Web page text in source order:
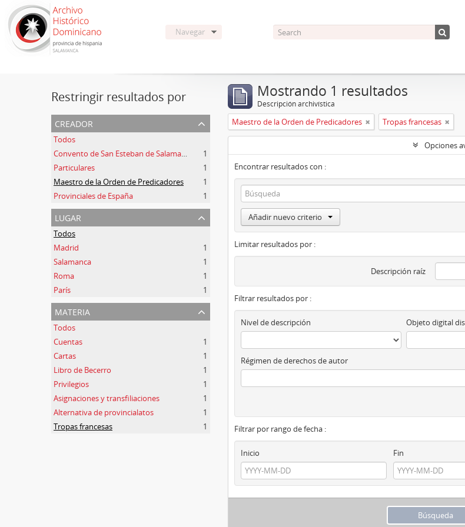
Navegar
Restringir resultados por
creador
Todos
Convento de San Esteban de Salamanca
1
Particulares
1
Maestro de la Orden de Predicadores
1
Provinciales de España
1
lugar
Todos
Madrid
1
Salamanca
1
Roma
1
París
1
materia
Todos
Cuentas
1
Cartas
1
Libro de Becerro
1
Privilegios
1
Asignaciones y transfiliaciones
1
Alternativa de provincialatos
1
Tropas francesas
1
Mostrando 1 resultados
Descripción archivística
Maestro de la Orden de Predicadores Tropas francesas
Opciones
Encontrar resultados con :
Añadir nuevo criterio
Limitar resultados por :
Descripción raíz
Filtrar resultados por :
Nivel de descripción Objeto digital
Régimen de derechos de autor
Filtrar por rango de fecha :
Inicio
Fin